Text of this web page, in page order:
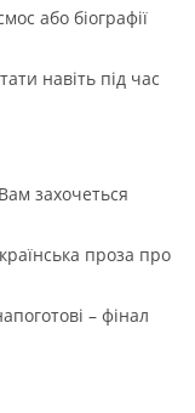
або біографії
навіть під час
захочеться
проза про
– фінал